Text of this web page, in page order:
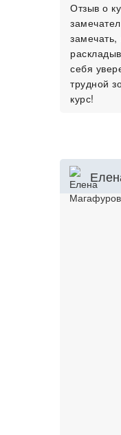
Отзыв о
себя
трудной
курс!